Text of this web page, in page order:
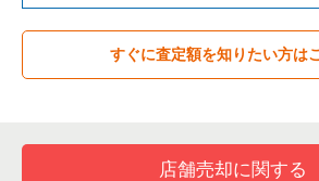
バーの居抜き売却物件の案件一覧
居酒屋・ダイニングバーの居抜き売却物件の
東大阪市の飲食店の居抜き売却物件の案件
吹田市の飲食店の居抜き売却物件の案件一
大阪府のテイクアウトの居抜き売却物件の
大阪府のお弁当・惣菜・デリの居抜き売却
大阪府のバーの居抜き売却物件の案件一覧
すぐに査定額を知りたい方は
店舗売却に関する